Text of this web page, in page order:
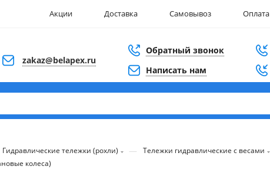
Акции Доставка Самовывоз Оплата
zakaz@belapex.ru
Обратный звонок
Написать нам
Гидравлические тележки (рохли) — Тележки гидравлические с весами
колеса)